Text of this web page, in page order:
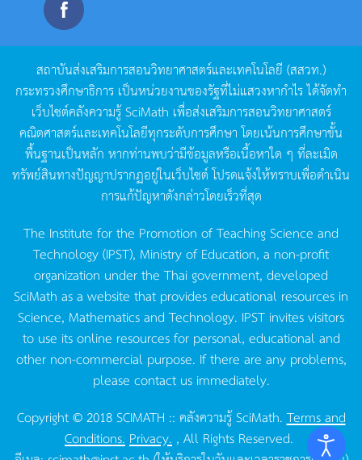
สถาบันส่งเสริมการสอนวิทยาศาสตร์และเทคโนโลยี (สสวท.)
กระทรวงศึกษาธิการ เป็นหน่วยงานของรัฐที่ไม่แสวงหากำไรได้จัดทำ
เว็บไซต์คลังความรู้SciMath เพื่อส่งเสริมการสอนวิทยาศาสตร์
คณิตศาสตร์และเทคโนโลยีทุกระดับการศึกษา โดยเน้นการศึกษาขั้น
พื้นฐานเป็นหลัก หากท่านพบว่ามีข้อมูลหรือเนื้อหาใด ๆ ที่ละเมิด
ทรัพย์สินทางปัญญาปรากฏอยู่ในเว็บไซต์โปรดแจ้งให้ทราบเพื่อดำเนิน
การแก้ปัญหาดังกล่าวโดยเร็วที่สุด
The Institute for the Promotion of Teaching Science and
Technology (IPST), Ministry of Education, a non-profit
organization under the Thai government, developed
SciMath as a website that provides educational resources in
Science, Mathematics and Technology. IPST invites visitors
to use its online resources for personal, educational and
other non-commercial purpose. If there are any problems,
please contact us immediately.
Copyright © 2018 SCIMATH :: คลังความรู้ SciMath.Terms and
Conditions. Privacy. , All Rights Reserved.